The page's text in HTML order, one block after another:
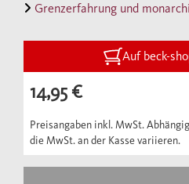
Grenzerfahrung und
Auf beck-
14,95 €
Preisangaben inkl. MwSt.
die MwSt. an der Kasse variieren.